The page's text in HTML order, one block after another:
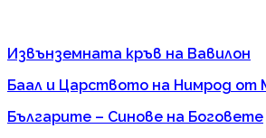
Извънземната кръв на Вавилон
Баал и Царството на Нимрод от
Българите – Синове на Боговете